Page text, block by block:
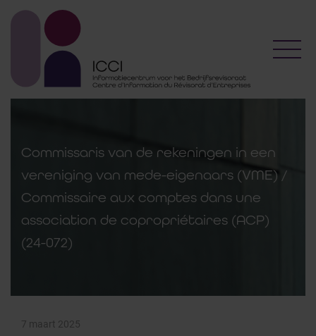
Commissaris van de rekeningen in een
vereniging van mede-eigenaars (VME) /
Commissaire aux comptes dans une
association de copropriétaires (ACP)
(24-072)
7 maart 2025